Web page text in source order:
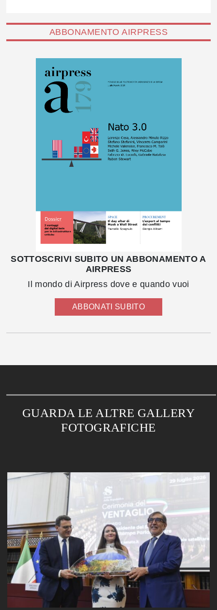
ABBONAMENTO AIRPRESS
SOTTOSCRIVI SUBITO UN ABBONAMENTO A
AIRPRESS
Il mondo di Airpress dove e quando vuoi
ABBONATI SUBITO
GUARDA LE ALTRE GALLERY
FOTOGRAFICHE